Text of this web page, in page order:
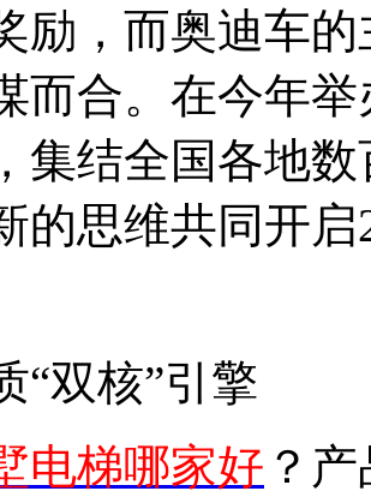
励，而奥迪车
而合。在今年
集结全国各地
的思维共同开
“双核”引擎
电梯哪家好 ？